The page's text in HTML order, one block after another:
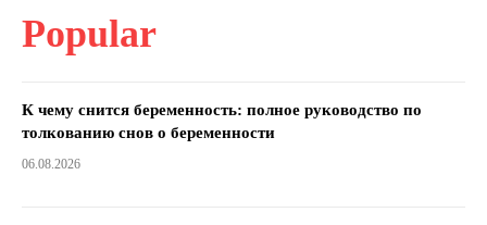
Popular
К чему снится беременность: полное руководство по
толкованию снов о беременности
06.08.2026